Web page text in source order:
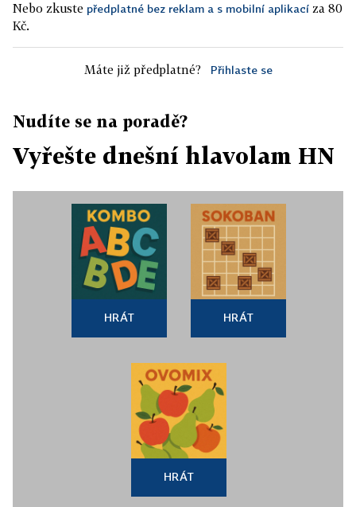
Nebo zkuste předplatné bez reklam a s mobilní aplikací za 80
Kč.
Máte již předplatné? Přihlaste se
Nudíte se na poradě?
Vyřešte dnešní hlavolam HN
HRÁT HRÁT
HRÁT